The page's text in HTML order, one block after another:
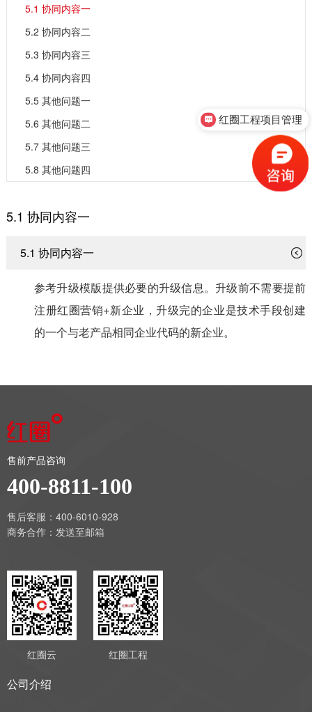
5.1 协同内容一
5.2 协同内容二
5.3 协同内容三
5.4 协同内容四
5.5 其他问题一
5.6 其他问题二
5.7 其他问题三
5.8 其他问题四
5.1 协同内容一
5.1 协同内容一
参考升级模版提供必要的升级信息。升级前不需要提前
注册红圈营销+新企业，升级完的企业是技术手段创建
的一个与老产品相同企业代码的新企业。
售前产品咨询
400-8811-100
售后客服：400-6010-928
商务合作： 发送至邮箱
红圈云 红圈工程
公司介绍
红圈工程项目管理